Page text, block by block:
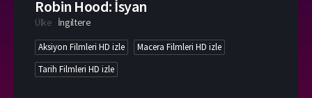
Robin Hood: İsyan
Ülke İngiltere
Aksiyon Filmleri HD izle
Macera Filmleri HD izle
Tarih Filmleri HD izle